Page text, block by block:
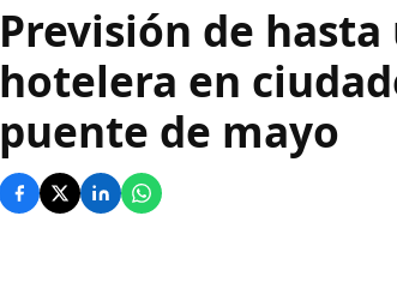
Previsión de
hotelera en
puente de mayo